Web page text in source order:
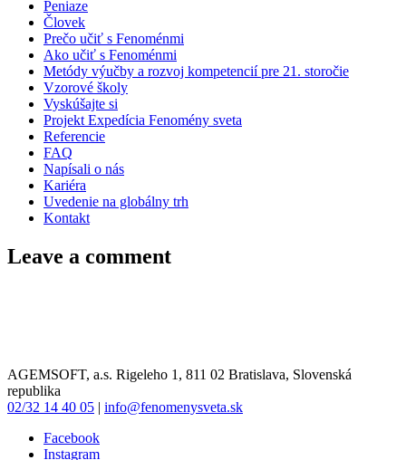
Peniaze
Človek
Prečo učiť s Fenoménmi
Ako učiť s Fenoménmi
Metódy výučby a rozvoj kompetencií pre 21. storočie
Vzorové školy
Vyskúšajte si
Projekt Expedícia Fenomény sveta
Referencie
FAQ
Napísali o nás
Kariéra
Uvedenie na globálny trh
Kontakt
Leave a comment
AGEMSOFT, a.s. Rigeleho 1, 811 02 Bratislava, Slovenská
republika
02/32 14 40 05 | info@fenomenysveta.sk
Facebook
Instagram